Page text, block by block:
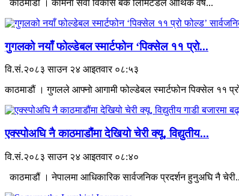
काठमाडौं । कामना सेवा विकास बैंक लिमिटेडले आर्थिक वर्ष...
गुगलको नयाँ फोल्डेबल स्मार्टफोन ‘पिक्सेल ११ प्रो...
वि.सं.२०८३ साउन २४ आइतवार ०८:५३
काठमाडौं । गुगलले आफ्नो आगामी फोल्डेबल स्मार्टफोन पिक्सेल ११
एक्स्पोअघि नै काठमाडौंमा देखियो चेरी क्यू, विद्युतीय...
वि.सं.२०८३ साउन २४ आइतवार ०८:४०
काठमाडौं । नेपालमा आधिकारिक सार्वजनिक प्रदर्शन हुनुअघि नै